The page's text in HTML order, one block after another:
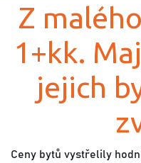
Z
1+kk.
jejich
Ceny bytů vystřelily